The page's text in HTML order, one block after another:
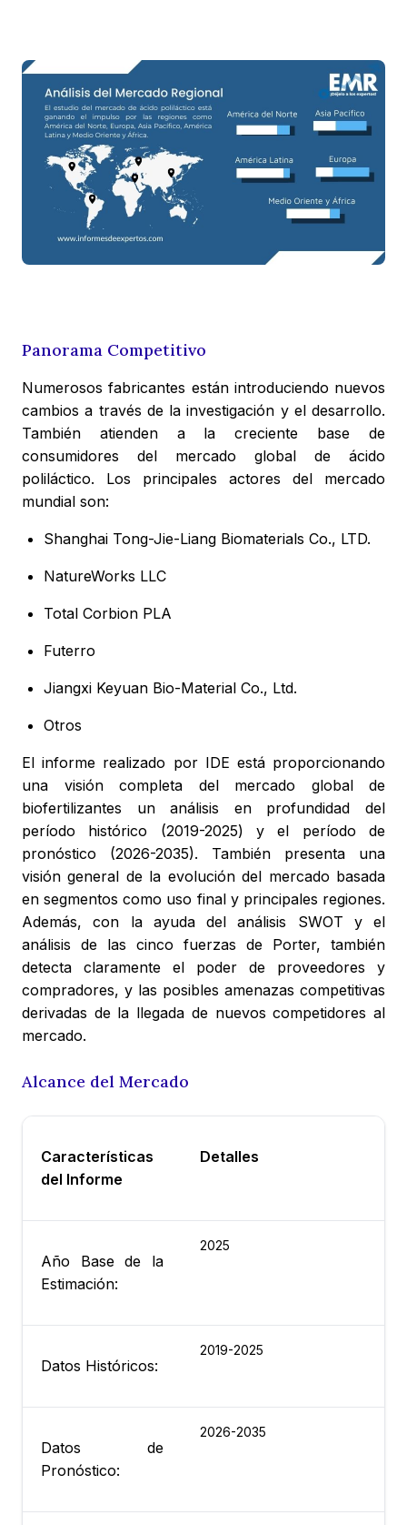
Panorama Competitivo
Numerosos fabricantes están introduciendo nuevos
cambios a través de la investigación y el desarrollo.
También atienden a la creciente base de
consumidores del mercado global de ácido
poliláctico. Los principales actores del mercado
mundial son:
Shanghai Tong-Jie-Liang Biomaterials Co., LTD.
NatureWorks LLC
Total Corbion PLA
Futerro
Jiangxi Keyuan Bio-Material Co., Ltd.
Otros
El informe realizado por IDE está proporcionando
una visión completa del mercado global de
biofertilizantes un análisis en profundidad del
período histórico (2019-2025) y el período de
pronóstico (2026-2035). También presenta una
visión general de la evolución del mercado basada
en segmentos como uso final y principales regiones.
Además, con la ayuda del análisis SWOT y el
análisis de las cinco fuerzas de Porter, también
detecta claramente el poder de proveedores y
compradores, y las posibles amenazas competitivas
derivadas de la llegada de nuevos competidores al
mercado.
Alcance del Mercado
Características
del Informe
Detalles
Año Base de la
Estimación:
2025
Datos Históricos:
2019-2025
Datos de
Pronóstico:
2026-2035